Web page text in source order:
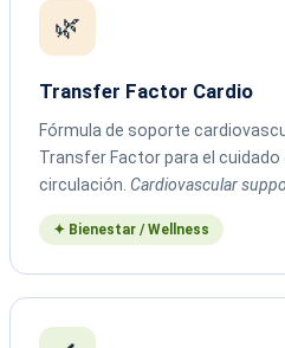
🌿
Transfer Factor Cardio
Fórmula de soporte
Transfer Factor para el cuidado
circulación. Cardiovascular
✦ Bienestar / Wellness